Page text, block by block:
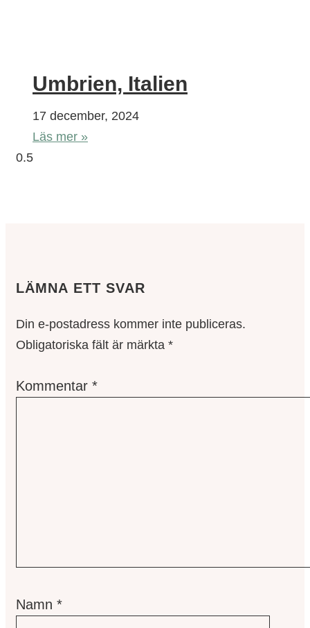
Umbrien, Italien
17 december, 2024
Läs mer »
LÄMNA ETT SVAR
Din e-postadress kommer inte publiceras.
Obligatoriska fält är märkta *
Kommentar *
Namn *